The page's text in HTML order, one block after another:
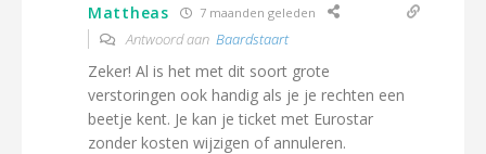
Mattheas 7 maanden geleden
Antwoord aan Baardstaart
Zeker! Al is het met dit soort grote
verstoringen ook handig als je je rechten een
beetje kent. Je kan je ticket met Eurostar
zonder kosten wijzigen of annuleren.